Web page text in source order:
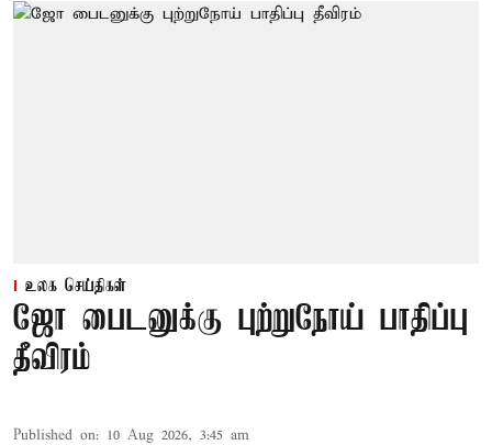
உலக செய்திகள்
ஜோ பைடனுக்கு புற்றுநோய் பாதிப்பு
தீவிரம்
Published on: 10 Aug 2026, 3:45 am